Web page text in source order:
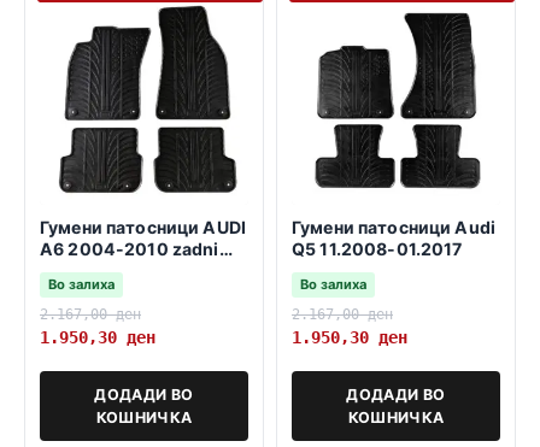
Гумени патосници AUDI
A6 2004-2010 zadni
fiksatori 37,5cm
Во залиха
2.167,00ден
1.950,30 ден
ДОДАДИ ВО
КОШНИЧКА
Гумени патосници Audi
Q5 11.2008-01.2017
Во залиха
2.167,00ден
1.950,30 ден
ДОДАДИ ВО
КОШНИЧКА